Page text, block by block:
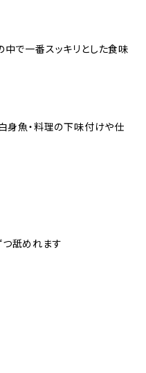
中で一番スッキリとした食味
白身魚・料理の下味付けや仕
つ舐めれます